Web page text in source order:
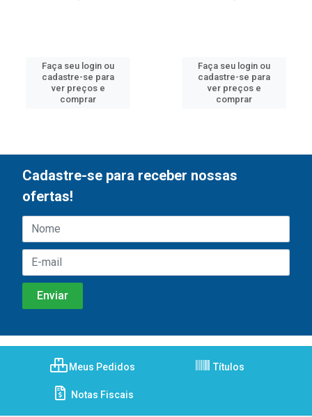
Faça seu login ou
cadastre-se para
ver preços e
comprar
Faça seu login ou
cadastre-se para
ver preços e
comprar
Cadastre-se para receber nossas
ofertas!
Meus Pedidos Títulos
Notas Fiscais